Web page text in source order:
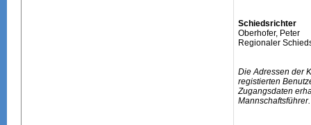
Schiedsrichter
Oberhofer, Peter
Regionaler
Die Adressen der
registierten
Zugangsdaten
Mannschaftsführer.